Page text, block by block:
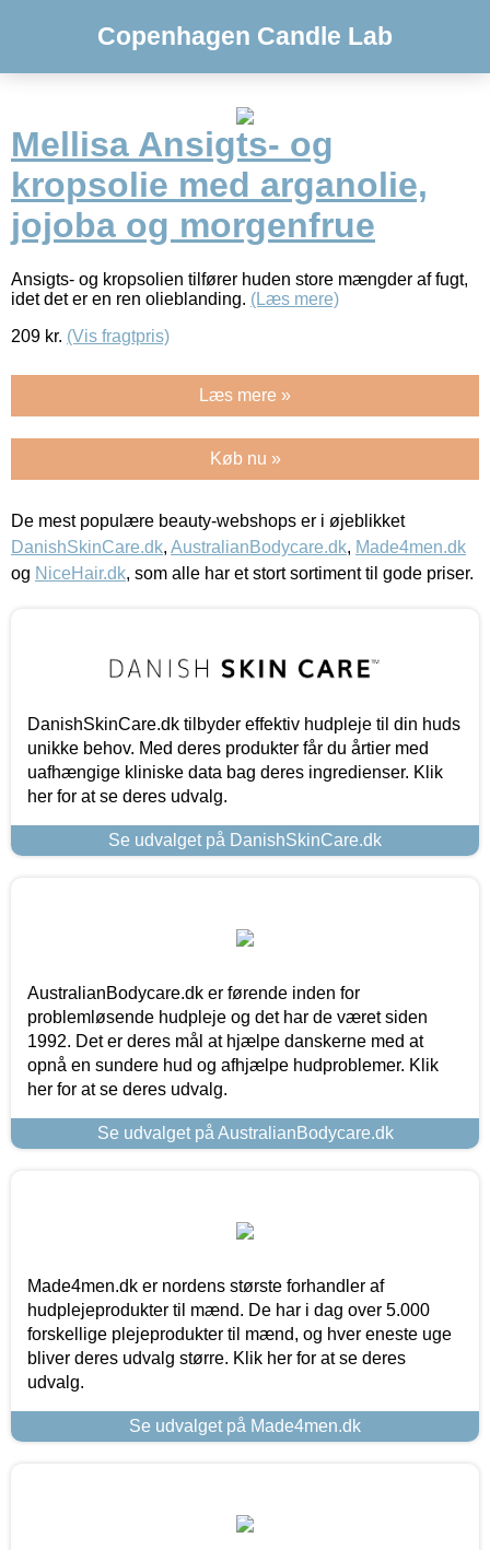
Copenhagen Candle Lab
Mellisa Ansigts- og
kropsolie med arganolie,
jojoba og morgenfrue
Ansigts- og kropsolien tilfører huden store mængder af fugt,
idet det er en ren olieblanding. (Læs mere)
209 kr. (Vis fragtpris)
Læs mere »
Køb nu »
De mest populære beauty-webshops er i øjeblikket
DanishSkinCare.dk, AustralianBodycare.dk, Made4men.dk
og NiceHair.dk, som alle har et stort sortiment til gode priser.
DanishSkinCare.dk tilbyder effektiv hudpleje til din huds
unikke behov. Med deres produkter får du årtier med
uafhængige kliniske data bag deres ingredienser. Klik
her for at se deres udvalg.
Se udvalget på DanishSkinCare.dk
AustralianBodycare.dk er førende inden for
problemløsende hudpleje og det har de været siden
1992. Det er deres mål at hjælpe danskerne med at
opnå en sundere hud og afhjælpe hudproblemer. Klik
her for at se deres udvalg.
Se udvalget på AustralianBodycare.dk
Made4men.dk er nordens største forhandler af
hudplejeprodukter til mænd. De har i dag over 5.000
forskellige plejeprodukter til mænd, og hver eneste uge
bliver deres udvalg større. Klik her for at se deres
udvalg.
Se udvalget på Made4men.dk